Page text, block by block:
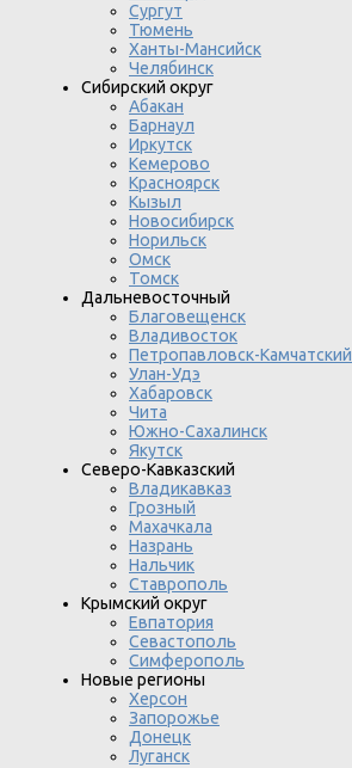
Сургут
Тюмень
Ханты-Мансийск
Челябинск
Сибирский округ
Абакан
Барнаул
Иркутск
Кемерово
Красноярск
Кызыл
Новосибирск
Норильск
Омск
Томск
Дальневосточный
Благовещенск
Владивосток
Петропавловск-Камчатский
Улан-Удэ
Хабаровск
Чита
Южно-Сахалинск
Якутск
Северо-Кавказский
Владикавказ
Грозный
Махачкала
Назрань
Нальчик
Ставрополь
Крымский округ
Евпатория
Севастополь
Симферополь
Новые регионы
Херсон
Запорожье
Донецк
Луганск